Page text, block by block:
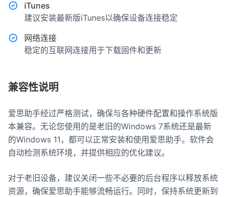
iTunes
建议安装最新版iTunes以确保设备连接稳定
网络连接
稳定的互联网连接用于下载固件和更新
兼容性说明
爱思助手经过严格测试，确保与各种硬件配置和操作系统版
本兼容。无论您使用的是老旧的Windows 7系统还是最新
的Windows 11，都可以正常安装和使用爱思助手。软件会
自动检测系统环境，并提供相应的优化建议。
对于老旧设备，建议关闭一些不必要的后台程序以释放系统
资源，确保爱思助手能够流畅运行。同时，保持系统更新到